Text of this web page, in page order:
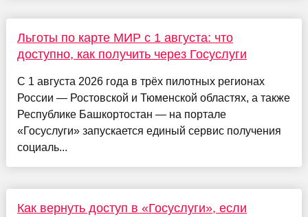
Льготы по карте МИР с 1 августа: что
доступно, как получить через Госуслуги
С 1 августа 2026 года в трёх пилотных регионах
России — Ростовской и Тюменской областях, а также
Республике Башкортостан — на портале
«Госуслуги» запускается единый сервис получения
социаль...
Как вернуть доступ в «Госуслуги», если